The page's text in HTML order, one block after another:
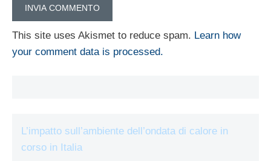
This site uses Akismet to reduce spam. Learn how
your comment data is processed.
L’impatto sull’ambiente dell’ondata di calore in
corso in Italia